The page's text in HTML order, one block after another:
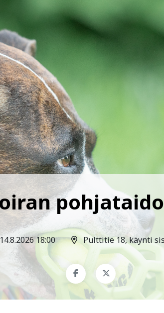
14.8.2026 18:00 Pulttitie 18, käynti